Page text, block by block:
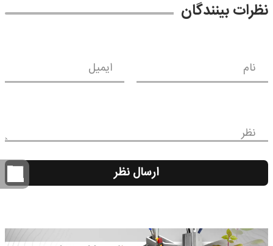
نظرات بینندگان
نام ایمیل
نظر
ارسال نظر